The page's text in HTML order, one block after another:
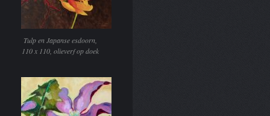
Tulp en Japanse esdoorn,
110 x 110, olieverf op doek